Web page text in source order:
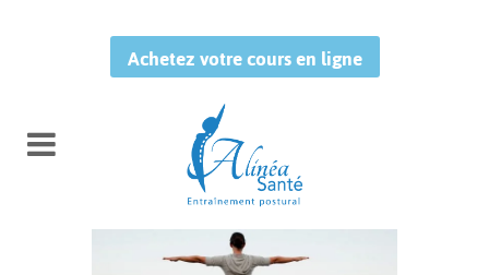
Achetez votre cours en ligne